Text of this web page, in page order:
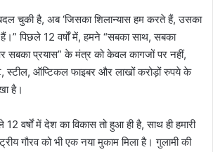
चुकी है, अब ‘जिसका शिलान्यास हम करते हैं, उसका
पिछले 12 वर्षों में, हमने “सबका साथ, सबका
सबका प्रयास” के मंत्र को केवल कागजों पर नहीं,
स्टील, ऑप्टिकल फाइबर और लाखों करोड़ों रुपये के
है।
12 वर्षों में देश का विकास तो हुआ ही है, साथ ही हमारी
गौरव को भी एक नया मुकाम मिला है। गुलामी की